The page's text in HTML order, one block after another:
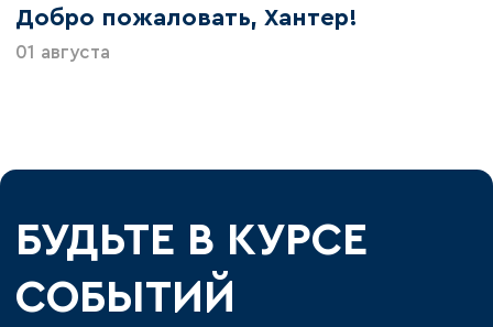
Добро пожаловать, Хантер!
01 августа
БУДЬТЕ В КУРСЕ
СОБЫТИЙ